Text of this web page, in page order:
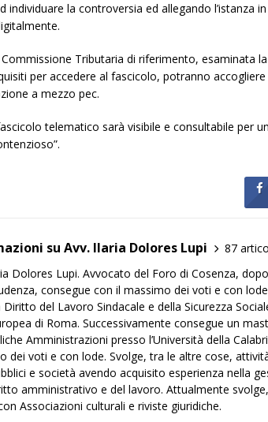
individuare la controversia ed allegando l’istanza
Tributaria di riferimento, esaminata
per accedere al fascicolo, potranno
a mezzo pec.
telematico sarà visibile e consultabile per
su Avv. Ilaria Dolores Lupi
87
Dolores Lupi. Avvocato del Foro di Cosenza,
consegue con il massimo dei voti e con
Diritto del Lavoro Sindacale e della Sicurezza
di Roma. Successivamente consegue un
Amministrazioni presso l’Università della
dei voti e con lode. Svolge, tra le altre cose,
e società avendo acquisito esperienza nella
amministrativo e del lavoro. Attualmente
Associazioni culturali e riviste giuridiche.